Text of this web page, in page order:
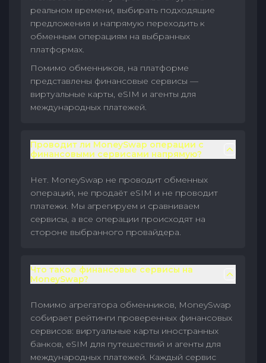
реальном времени, выбирать подходящие
предложения и напрямую переходить к
обменным операциям на выбранных
платформах.
Помимо обменников, на платформе
представлены финансовые сервисы —
виртуальные карты, eSIM и агенты для
международных платежей.
Проводит ли MoneySwap операции с
финансовыми сервисами напрямую?
Нет. MoneySwap не проводит обменных
операций, не продаёт eSIM и не проводит
платежи. Мы агрегируем и сравниваем
сервисы, а все операции происходят на
стороне выбранного провайдера.
Что такое финансовые сервисы на
MoneySwap?
Помимо агрегатора обменников, MoneySwap
собирает рейтинги проверенных финансовых
сервисов: виртуальные карты иностранных
банков, eSIM для путешествий и агенты для
международных платежей. Каждый сервис